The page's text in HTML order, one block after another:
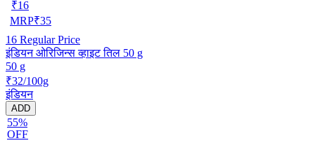
₹16
MRP₹35
16 Regular Price
इंडियन ओरिजिन्स व्हाइट तिल 50 g
50 g
₹32/100g
इंडियन
ADD
55%
OFF